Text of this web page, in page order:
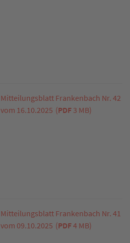
Mitteilungsblatt Frankenbach Nr. 42
vom 16.10.2025 (PDF 3 MB)
Mitteilungsblatt Frankenbach Nr. 41
vom 09.10.2025 (PDF4 MB)